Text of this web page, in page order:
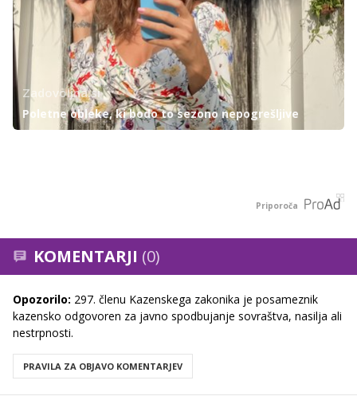
Zadovoljna.si
Poletne obleke, ki bodo to sezono nepogrešljive
Priporoča
KOMENTARJI (0)
Opozorilo: 297. členu Kazenskega zakonika je posameznik
kazensko odgovoren za javno spodbujanje sovraštva, nasilja ali
nestrpnosti.
PRAVILA ZA OBJAVO KOMENTARJEV